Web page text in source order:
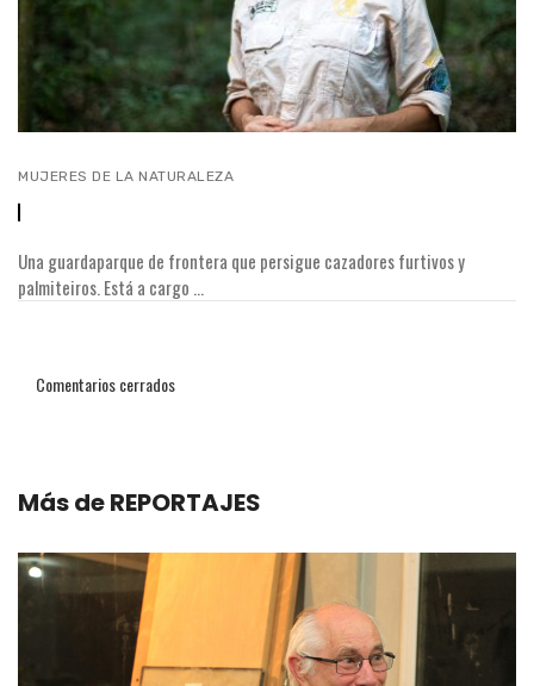
MUJERES DE LA NATURALEZA
Una guardaparque de frontera que persigue cazadores furtivos y
palmiteiros. Está a cargo ...
Comentarios cerrados
Más deREPORTAJES